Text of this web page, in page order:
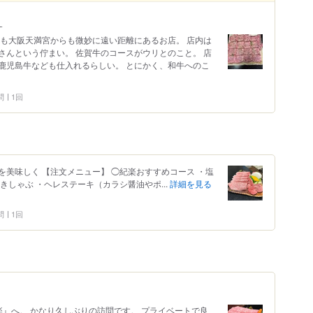
大阪天満宮からも微妙に遠い距離にあるお店。 店内は
んという佇まい。 佐賀牛のコースがウリとのこと。 店
島牛なども仕入れるらしい。 とにかく、和牛へのこ
1回
美味しく 【注文メニュー】 ◯紀楽おすすめコース ・塩
しゃぶ ・ヘレステーキ（カラシ醤油やポ... 詳細を見る
1回
へ。 かなり久しぶりの訪問です。 プライベートで良